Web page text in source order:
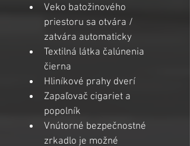
Veko batožinového
priestoru sa otvára /
zatvára automaticky
Textilná látka čalúnenia
čierna
Hliníkové prahy dverí
Zapaľovač cigariet a
popolník
Vnútorné bezpečnostné
zrkadlo je možné